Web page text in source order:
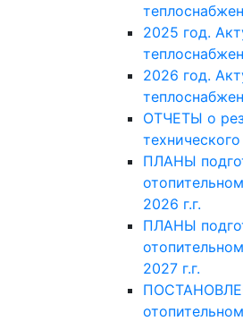
2025 год.
2026 год.
ОТЧЕТЫ о
ПЛАНЫ
2026 г.г.
ПЛАНЫ
2027 г.г.